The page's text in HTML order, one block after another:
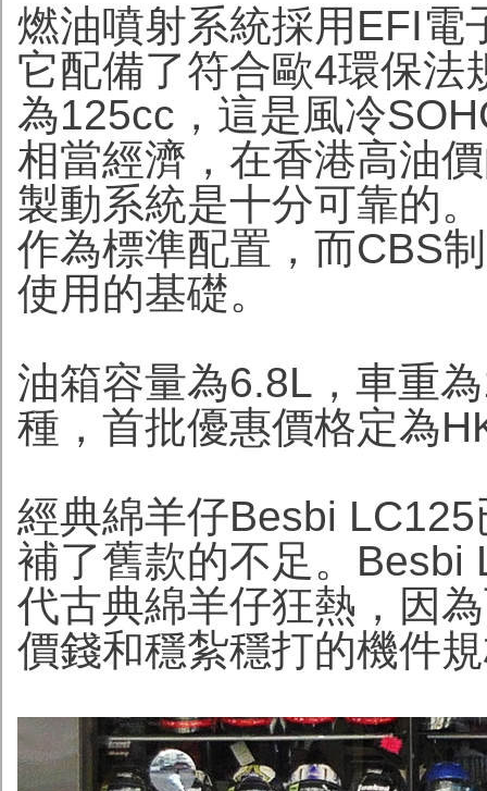
燃油噴射系統採用EFI電
它配備了符合歐4環保法
為125cc，這是風冷
相當經濟，在香港高油
製動系統是十分可靠的
作為標準配置，而CBS
使用的基礎。
油箱容量為6.8L，車重
種，首批優惠價格定為
經典綿羊仔Besbi
補了舊款的不足。Besbi
代古典綿羊仔狂熱，因
價錢和穩紮穩打的機件